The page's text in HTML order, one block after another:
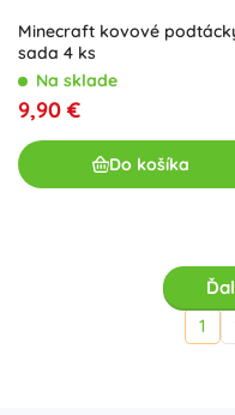
Minecraft kovové
sada 4 ks
Na sklade
9,90 €
Do košíka
1